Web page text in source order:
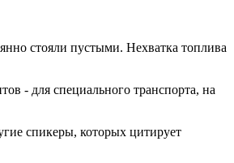
стояли пустыми. Нехватка топлива
- для специального транспорта, на
спикеры, которых цитирует